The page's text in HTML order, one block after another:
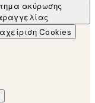
ακύρωσης
Cookies